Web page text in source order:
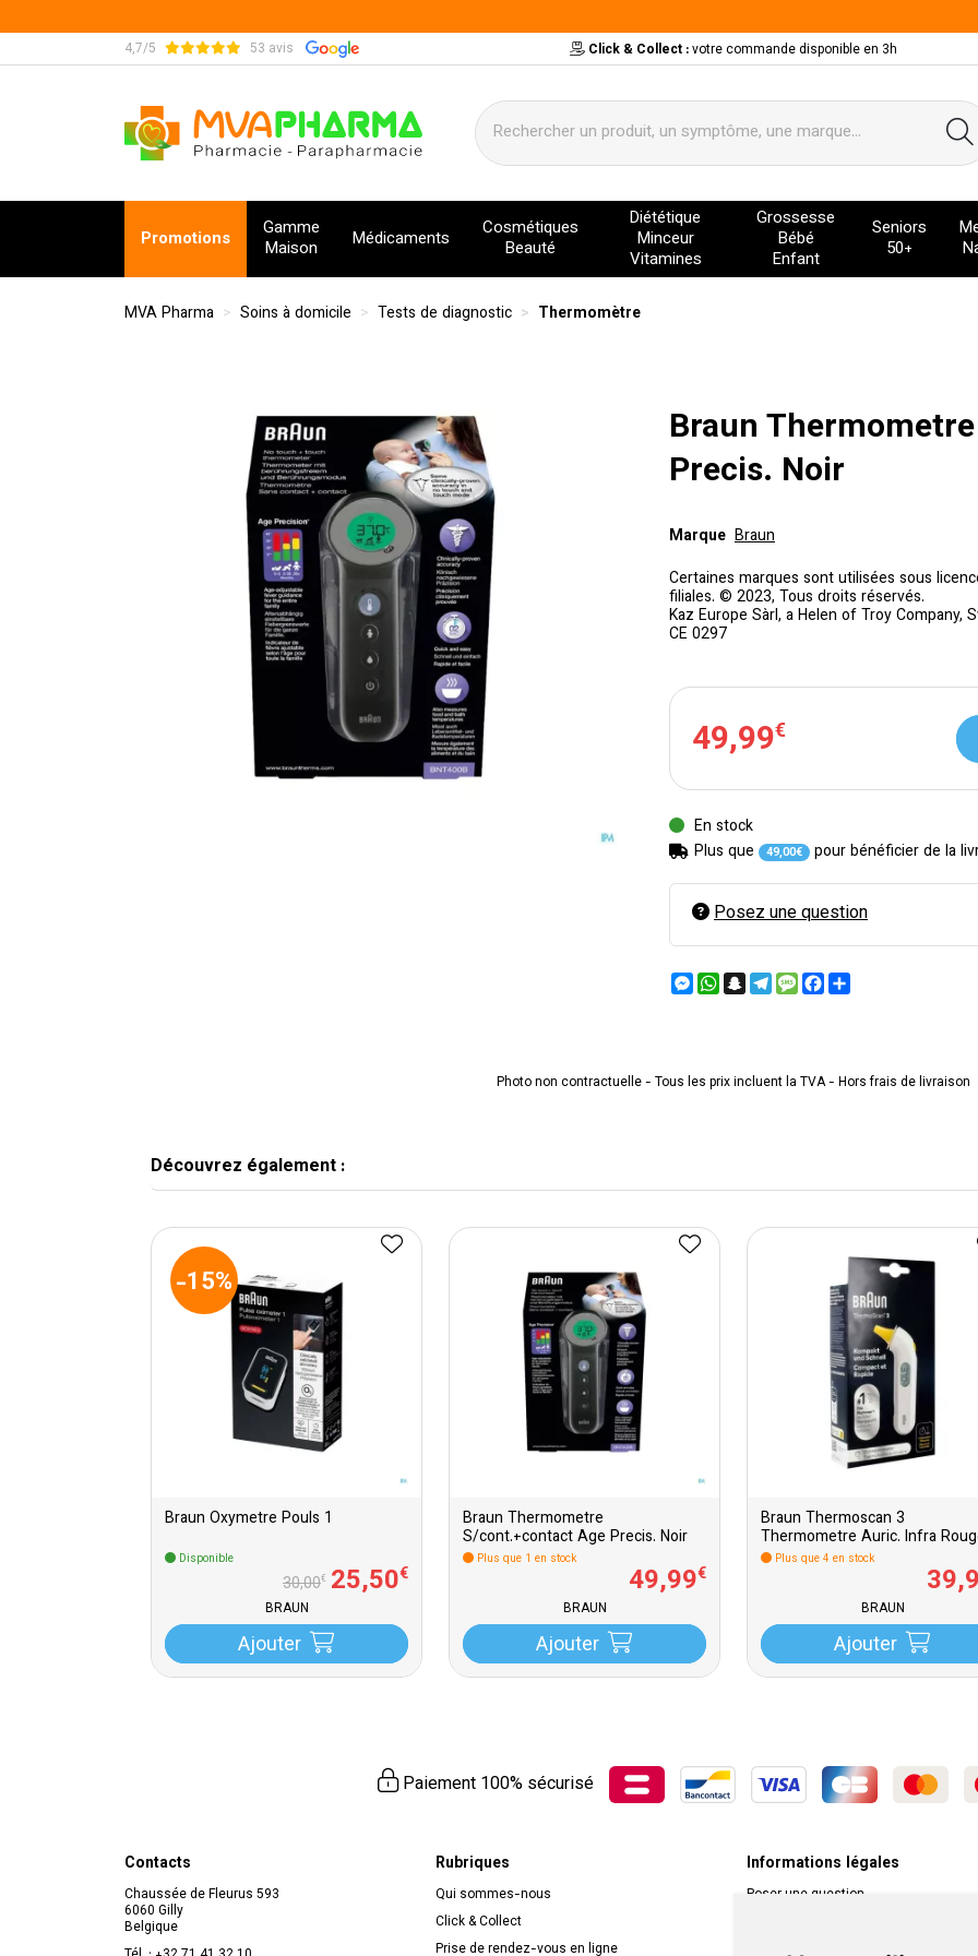
4,7/5 53 avis Click & Collect :votre commande disponible en 3h
MVA Pharma Votre pharmacie en ligne à votre service
Promotions
Gamme
Maison
Médicaments
Cosmétiques
Beauté
Diététique
Minceur
Vitamines
Grossesse
Bébé
Enfant
Seniors
50+
MVA Pharma Soins à domicile Tests de diagnostic Thermomètre
Braun
Precis. Noir
Marque Braun
Certaines marques sont utilisées sous
filiales. © 2023, Tous droits réservés.
Kaz Europe Sàrl, a Helen of Troy Company,
CE 0297
49,99€
En stock
Plus que
49,00€ pour bénéficier de la
Posez une question
Messenger
WhatsApp
Snapchat
Telegram
MessageFacebook
Photo non contractuelle - Tous les prix incluent la TVA - Hors frais de livraison
Découvrez également :
-15%
Braun Oxymetre Pouls 1
Disponible
30,00€ 25,50€
BRAUN
Ajouter
Braun Thermometre
S/cont.+contact Age Precis. Noir
Plus que 1 en stock
49,99€
BRAUN
Ajouter
Braun Thermoscan 3
Thermometre Auric. Infra
Plus que 4 en stock
39,
BRAUN
Ajouter
Paiement 100% sécurisé
Contacts
Chaussée de Fleurus 593
6060 Gilly
Belgique
Rubriques
Qui sommes-nous
Click & Collect
Prise de rendez-vous en ligne
Informations légales
Poser une question